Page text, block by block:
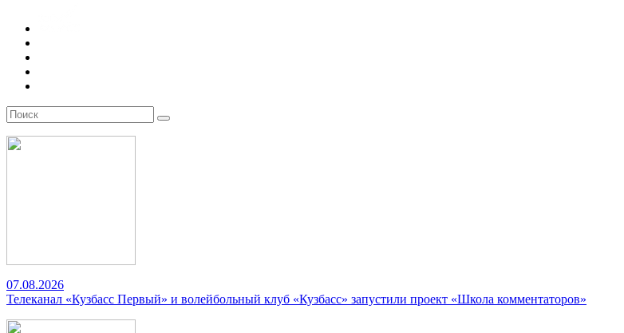
07.08.2026
Телеканал «Кузбасс Первый» и волейбольный клуб «Кузбасс» запустили проект «Школа комментаторов»